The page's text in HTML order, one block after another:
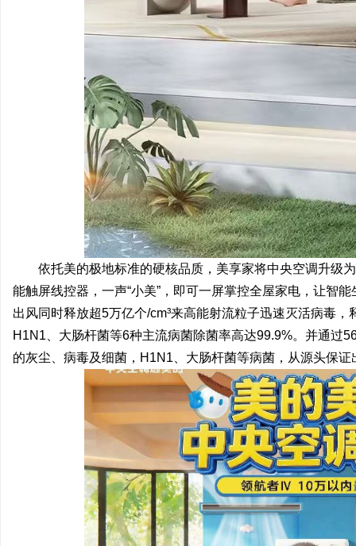
依托美的极地标准的硬核品质，美享家将中央空调升级
能触屏线控器，一声“小美”，即可一屏掌控全屋家电，让智
出风同时释放超5万亿个/cm³来高能射流粒子迅速灭活病毒
H1N1、大肠杆菌等6种主流病菌除菌率高达99.9%。并通
的灰尘、病毒及细菌，H1N1、大肠杆菌等病菌，从源头保